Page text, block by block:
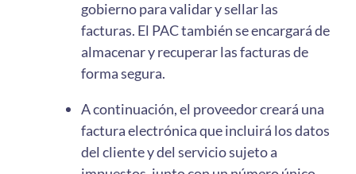
gobierno para validar y sellar las
facturas. El PAC también se encargará de
almacenar y recuperar las facturas de
forma segura.
A continuación, el proveedor creará una
factura electrónica que incluirá los datos
del cliente y del servicio sujeto a